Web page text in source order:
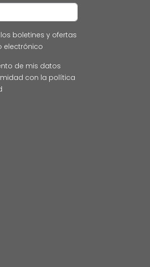
boletines y ofertas
electrónico
de mis datos
con la política